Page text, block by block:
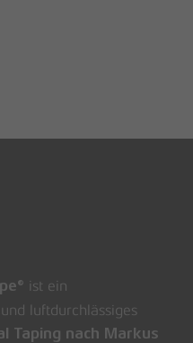
ist ein
luftdurchlässiges
Taping nach Markus